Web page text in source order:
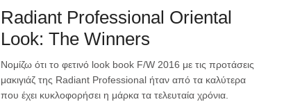
Radiant Professional Oriental
Look: The Winners
Νομίζω ότι το φετινό look book F/W 2016 με τις προτάσεις
μακιγιάζ της Radiant Professional ήταν από τα καλύτερα
που έχει κυκλοφορήσει η μάρκα τα τελευταία χρόνια.